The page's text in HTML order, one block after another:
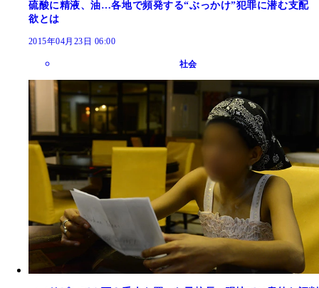
硫酸に精液、油…各地で頻発する“ぶっかけ”犯罪に潜む支配
欲とは
2015年04月23日 06:00
社会